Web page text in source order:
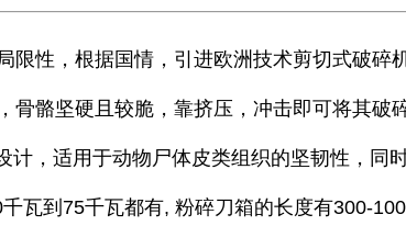
限性，根据国情，引进欧洲技术剪切式破碎
骨骼坚硬且较脆，靠挤压，冲击即可将其
，适用于动物尸体皮类组织的坚韧性，同
瓦到75千瓦都有, 粉碎刀箱的长度有300-